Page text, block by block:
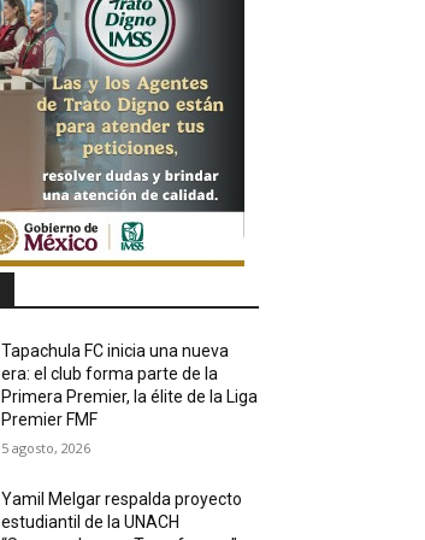
Tapachula FC inicia una nueva
era: el club forma parte de la
Primera Premier, la élite de la Liga
Premier FMF
5 agosto, 2026
Yamil Melgar respalda proyecto
estudiantil de la UNACH